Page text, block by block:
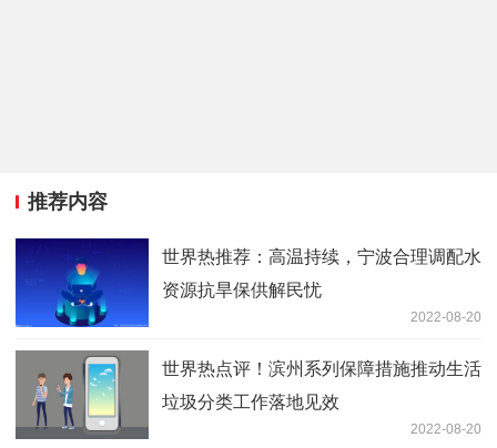
推荐内容
世界热推荐：高温持续，宁波合理调配水
资源抗旱保供解民忧
2022-08-20
世界热点评！滨州系列保障措施推动生活
垃圾分类工作落地见效
2022-08-20